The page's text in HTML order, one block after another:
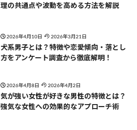
理の共通点や波動を高める方法を解説
2026年4月10日 2026年3月21日
犬系男子とは？特徴や恋愛傾向・落とし
方をアンケート調査から徹底解明！
2026年4月8日 2026年4月2日
気が強い女性が好きな男性の特徴とは？
強気な女性への効果的なアプローチ術